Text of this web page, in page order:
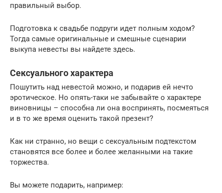
правильный выбор.
Подготовка к свадьбе подруги идет полным ходом?
Тогда самые оригинальные и смешные сценарии
выкупа невесты вы найдете здесь.
Сексуального характера
Пошутить над невестой можно, и подарив ей нечто
эротическое. Но опять-таки не забывайте о характере
виновницы – способна ли она воспринять, посмеяться
и в то же время оценить такой презент?
Как ни странно, но вещи с сексуальным подтекстом
становятся все более и более желанными на такие
торжества.
Вы можете подарить, например: